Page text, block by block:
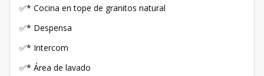
✅* Cocina en tope de granitos natural
✅* Despensa
✅* Intercom
✅* Área de lavado